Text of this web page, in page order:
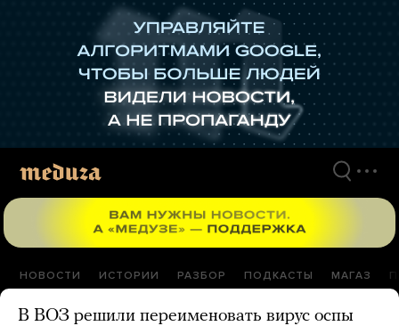
НОВОСТИ ИСТОРИИ РАЗБОР ПОДКАСТЫ МАГАЗ
В ВОЗ решили переименовать вирус оспы